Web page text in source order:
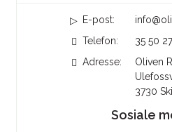
E-post:
Telefon:
35 50
Adresse:
Oliven
3730
Sosiale